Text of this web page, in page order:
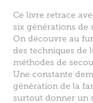
Ce livre retrace
six générations de
On découvre au
des techniques de
méthodes de
Une constante
génération de la
surtout donner un